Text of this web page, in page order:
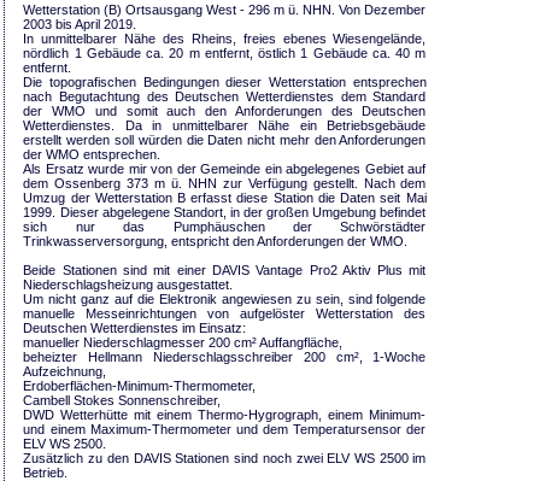
Wetterstation (B) Ortsausgang West - 296 m ü. NHN. Von Dezember
2003 bis April 2019.
In unmittelbarer Nähe des Rheins, freies ebenes Wiesengelände,
nördlich 1 Gebäude ca. 20 m entfernt, östlich 1 Gebäude ca. 40 m
entfernt.
Die topografischen Bedingungen dieser Wetterstation entsprechen
nach Begutachtung des Deutschen Wetterdienstes dem Standard
der WMO und somit auch den Anforderungen des Deutschen
Wetterdienstes. Da in unmittelbarer Nähe ein Betriebsgebäude
erstellt werden soll würden die Daten nicht mehr den Anforderungen
der WMO entsprechen.
Als Ersatz wurde mir von der Gemeinde ein abgelegenes Gebiet auf
dem Ossenberg 373 m ü. NHN zur Verfügung gestellt. Nach dem
Umzug der Wetterstation B erfasst diese Station die Daten seit Mai
1999. Dieser abgelegene Standort, in der großen Umgebung befindet
sich nur das Pumphäuschen der Schwörstädter
Trinkwasserversorgung, entspricht den Anforderungen der WMO.
Beide Stationen sind mit einer DAVIS Vantage Pro2 Aktiv Plus mit
Niederschlagsheizung ausgestattet.
Um nicht ganz auf die Elektronik angewiesen zu sein, sind folgende
manuelle Messeinrichtungen von aufgelöster Wetterstation des
Deutschen Wetterdienstes im Einsatz:
manueller Niederschlagmesser 200 cm² Auffangfläche,
beheizter Hellmann Niederschlagsschreiber 200 cm², 1-Woche
Aufzeichnung,
Erdoberflächen-Minimum-Thermometer,
Cambell Stokes Sonnenschreiber,
DWD Wetterhütte mit einem Thermo-Hygrograph, einem Minimum-
und einem Maximum-Thermometer und dem Temperatursensor der
ELV WS 2500.
Zusätzlich zu den DAVIS Stationen sind noch zwei ELV WS 2500 im
Betrieb.